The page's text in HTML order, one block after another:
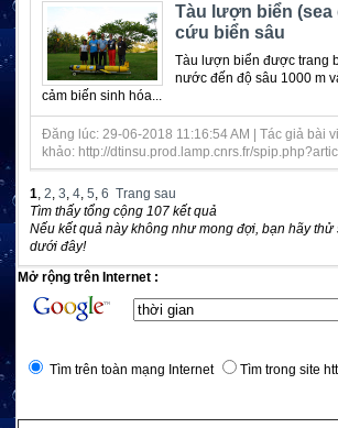
Tàu lượn biển (sea
cứu biển sâu
Tàu lượn biển được trang
nước đến độ sâu 1000 m
cảm biến sinh hóa...
Đăng lúc: 29-06-2018 11:16:54 AM | Tác giả bài
khảo: http://dtinsu.prod.lamp.cnrs.fr/
1 2 3 4 5 6 Trang sau
Tìm thấy tổng cộng 107 kết quả
Nếu kết quả này không như mong đợi, bạn hãy
dưới đây!
Mở rộng trên Internet :
Tìm trên toàn mạng Internet Tìm trong site